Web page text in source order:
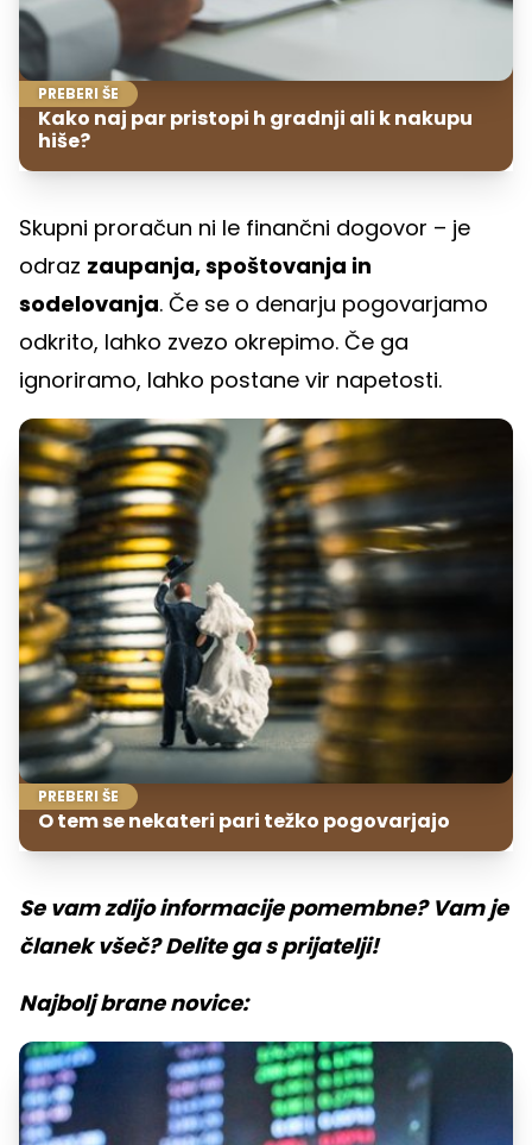
PREBERI ŠE
Kako naj par pristopi h gradnji ali k nakupu
hiše?
Skupni proračun ni le finančni dogovor – je
odraz zaupanja, spoštovanja in
sodelovanja. Če se o denarju pogovarjamo
odkrito, lahko zvezo okrepimo. Če ga
ignoriramo, lahko postane vir napetosti.
PREBERI ŠE
O tem se nekateri pari težko pogovarjajo
Se vam zdijo informacije pomembne? Vam je
članek všeč? Delite ga s prijatelji!
Najbolj brane novice: